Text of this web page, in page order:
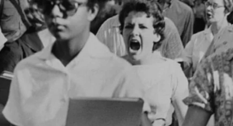
DEVIENT
CONTAGIEUSE